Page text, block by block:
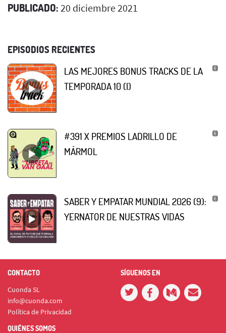
PUBLICADO: 20 diciembre 2021
EPISODIOS RECIENTES
LAS MEJORES BONUS TRACKS DE LA
TEMPORADA 10 (I)
#391 X PREMIOS LADRILLO DE
MÁRMOL
SABER Y EMPATAR MUNDIAL 2026 (9):
YERNATOR DE NUESTRAS VIDAS
CONTACTO
Cuonda SL
info@cuonda.com
Política de Privacidad
SÍGUENOS EN
QUIÉNES SOMOS